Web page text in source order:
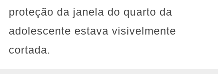
proteção da janela do quarto da
adolescente estava visivelmente
cortada.